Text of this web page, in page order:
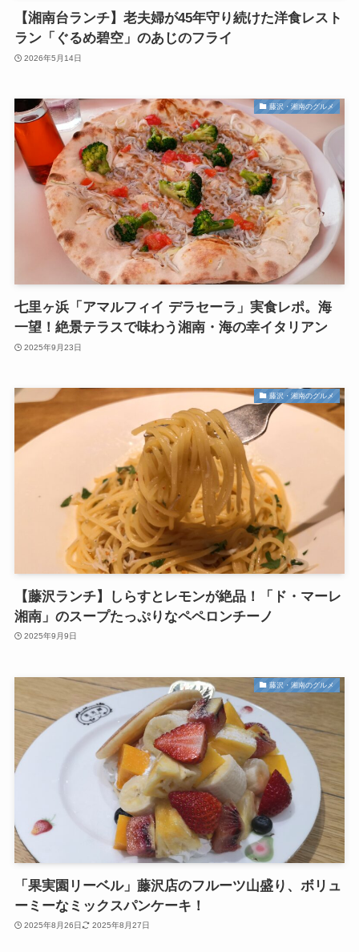
【湘南台ランチ】老夫婦が45年守り続けた洋食レスト
ラン「ぐるめ碧空」のあじのフライ
2026年5月14日
藤沢・湘南のグルメ
七里ヶ浜「アマルフィイ デラセーラ」実食レポ。海
一望！絶景テラスで味わう湘南・海の幸イタリアン
2025年9月23日
藤沢・湘南のグルメ
【藤沢ランチ】しらすとレモンが絶品！「ド・マーレ
湘南」のスープたっぷりなペペロンチーノ
2025年9月9日
藤沢・湘南のグルメ
「果実園リーベル」藤沢店のフルーツ山盛り、ボリュ
ーミーなミックスパンケーキ！
2025年8月26日 2025年8月27日